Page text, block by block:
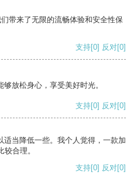
带来了无限的流畅体验和安全性保
支持[0] 反对[0]
放松身心，享受美好时光。
支持[0] 反对[0]
当降低一些。我个人觉得，一款加
合理。
支持[0] 反对[0]